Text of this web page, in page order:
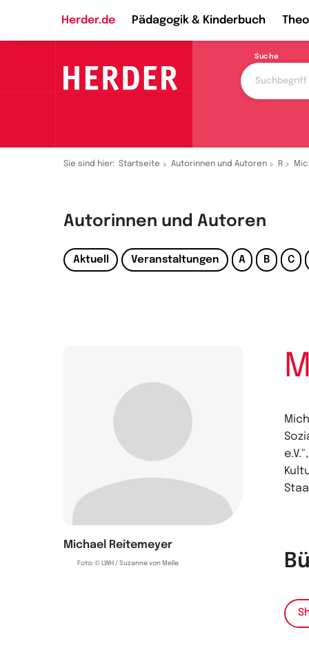
Herder.de Pädagogik & Kinderbuch
Suche
Sie sind hier: Startseite Autorinnen und Autoren R
Autorinnen und Autoren
Aktuell Veranstaltungen A B C
Michael Reitemeyer
Foto: © LWH / Suzanne von Melle